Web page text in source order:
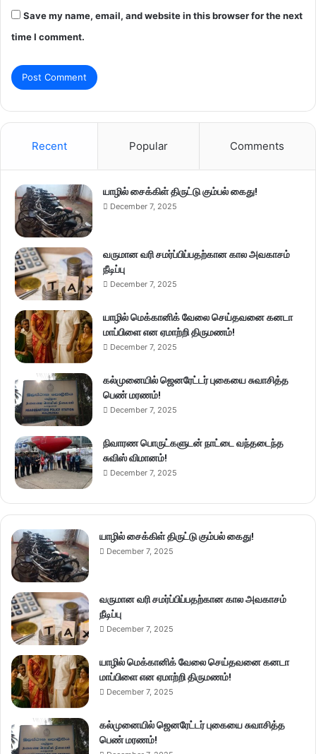
Save my name, email, and website in this browser for the next
time I comment.
Recent Popular Comments
யாழில் சைக்கிள் திருட்டு கும்பல் கைது!
December 7, 2025
வருமான வரி சமர்ப்பிப்பதற்கான கால அவகாசம்
நீடிப்பு
December 7, 2025
யாழில் மெக்கானிக் வேலை செய்தவனை கனடா
மாப்பிளை என ஏமாற்றி திருமணம்!
December 7, 2025
கல்முனையில் ஜெனரேட்டர் புகையை சுவாசித்த
பெண் மரணம்!
December 7, 2025
நிவாரண பொருட்களுடன் நாட்டை வந்தடைந்த
சுவிஸ் விமானம்!
December 7, 2025
யாழில் சைக்கிள் திருட்டு கும்பல் கைது!
December 7, 2025
வருமான வரி சமர்ப்பிப்பதற்கான கால அவகாசம்
நீடிப்பு
December 7, 2025
யாழில் மெக்கானிக் வேலை செய்தவனை கனடா
மாப்பிளை என ஏமாற்றி திருமணம்!
December 7, 2025
கல்முனையில் ஜெனரேட்டர் புகையை சுவாசித்த
பெண் மரணம்!